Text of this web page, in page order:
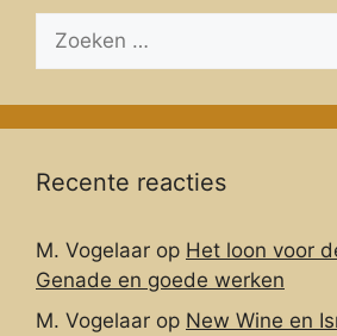
Zoeken
Recente reacties
M. Vogelaar op Het loon voor
Genade en goede werken
M. Vogelaar op New Wine en